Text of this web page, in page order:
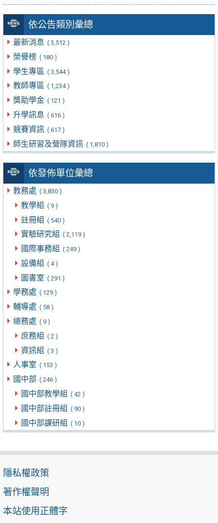
依公告類別彙總
最新消息 ( 3,512 )
榮譽榜 ( 180 )
學生專區 ( 3,544 )
教師專區 ( 1,234 )
獎助學金 ( 121 )
升學訊息 ( 616 )
競賽資訊 ( 617 )
師生研習及營隊資訊 ( 1,810 )
依發佈單位彙總
教務處 ( 3,830 )
教學組 ( 9 )
註冊組 ( 540 )
實驗研究組 ( 2,119 )
國際事務組 ( 249 )
設備組 ( 4 )
圖書室 ( 291 )
學務處 ( 129 )
輔導處 ( 58 )
總務處 ( 9 )
庶務組 ( 2 )
資訊組 ( 3 )
人事室 ( 153 )
國中部 ( 246 )
國中部教學組 ( 42 )
國中部註冊組 ( 90 )
國中部課研組 ( 10 )
隱私權政策
著作權聲明
本站使用正體字